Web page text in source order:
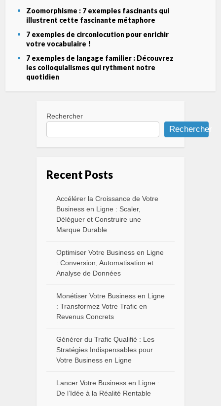
Zoomorphisme : 7 exemples fascinants qui
illustrent cette fascinante métaphore
7 exemples de circonlocution pour enrichir
votre vocabulaire !
7 exemples de langage familier : Découvrez
les colloquialismes qui rythment notre
quotidien
Rechercher
Rechercher
Recent Posts
Accélérer la Croissance de Votre
Business en Ligne : Scaler,
Déléguer et Construire une
Marque Durable
Optimiser Votre Business en Ligne
: Conversion, Automatisation et
Analyse de Données
Monétiser Votre Business en Ligne
: Transformez Votre Trafic en
Revenus Concrets
Générer du Trafic Qualifié : Les
Stratégies Indispensables pour
Votre Business en Ligne
Lancer Votre Business en Ligne :
De l’Idée à la Réalité Rentable